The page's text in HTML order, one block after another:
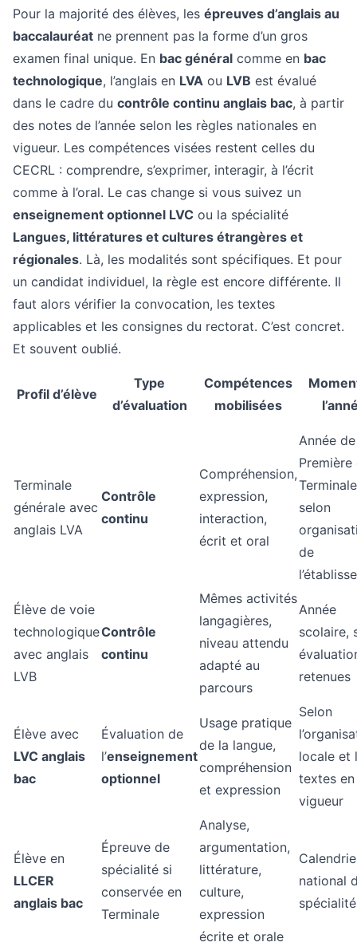
Pour la majorité des élèves, les épreuves d’anglais au
baccalauréat ne prennent pas la forme d’un gros
examen final unique. En bac général comme en bac
technologique, l’anglais en LVA ou LVB est évalué
dans le cadre du contrôle continu anglais bac, à partir
des notes de l’année selon les règles nationales en
vigueur. Les compétences visées restent celles du
CECRL : comprendre, s’exprimer, interagir, à l’écrit
comme à l’oral. Le cas change si vous suivez un
enseignement optionnel LVC ou la spécialité
Langues, littératures et cultures étrangères et
régionales. Là, les modalités sont spécifiques. Et pour
un candidat individuel, la règle est encore différente. Il
faut alors vérifier la convocation, les textes
applicables et les consignes du rectorat. C’est concret.
Et souvent oublié.
Profil d’élève
Type
d’évaluation
Compétences
mobilisées
Terminale
générale avec
anglais LVA
Contrôle
continu
Compréhension,
expression,
interaction,
écrit et oral
Année de
Terminale
selon
de
Élève de voie
technologique
avec anglais
LVB
Contrôle
continu
Mêmes activités
langagières,
niveau attendu
adapté au
parcours
Année
scolaire,
retenues
Élève avec
LVC anglais
bac
Évaluation de
l’enseignement
optionnel
Usage pratique
de la langue,
compréhension
et expression
Selon
locale et
textes en
vigueur
Élève en
LLCER
anglais bac
Épreuve de
spécialité si
conservée en
Terminale
Analyse,
argumentation,
littérature,
culture,
expression
écrite et orale
national